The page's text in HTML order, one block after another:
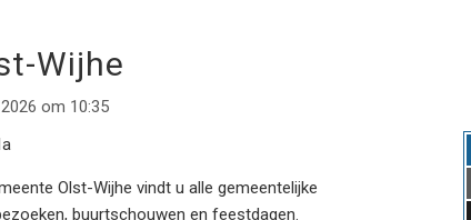
Wijhe
om 10:35
Olst-Wijhe vindt u alle gemeentelijke
buurtschouwen en feestdagen.